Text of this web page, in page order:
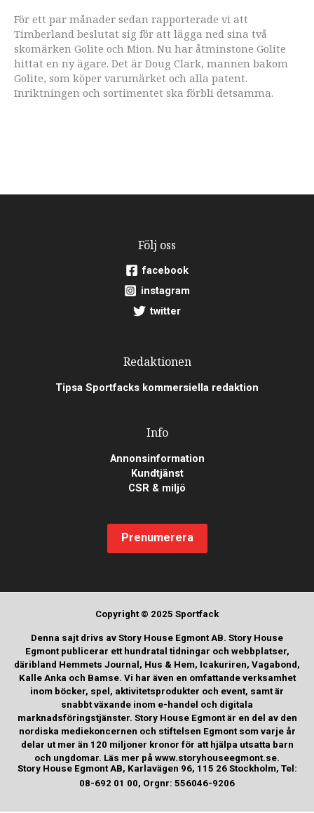
För ett par månader sedan rapporterade vi att
Timberland beslutat sig för att lägga ned sina två
skomärken Golite och Mion. Nu har åtminstone Golite
hittat en ny ägare. Det är Doug Clark, mannen bakom
Golite, som köper varumärket och alla patent.
Inriktningen och sortimentet ska förbli detsamma.
Följ oss
facebook
instagram
twitter
Redaktionen
Tipsa Sportfacks kommersiella redaktion
Info
Annonsinformation
Kundtjänst
CSR & miljö
Prenumerera
Copyright © 2025 Sportfack
Denna sajt drivs av Story House Egmont AB. Story House
Egmont publicerar ett hundratal tidningar och webbplatser,
däribland Hemmets Journal, Hus & Hem, Icakuriren, Vagabond,
Kalle Anka och Bamse. Vi har även en omfattande verksamhet
inom böcker, spel, aktivitetsprodukter och event, samt är
snabbt växande inom e-handel och digitala
marknadsföringstjänster. Story House Egmont är en del av den
nordiska mediekoncernen och stiftelsen Egmont som varje år
delar ut mer än 120 miljoner kronor för att hjälpa utsatta barn
och ungdomar. Läs mer på www.storyhouseegmont.se.
Story House Egmont AB, Karlavägen 96, 115 26 Stockholm, Tel:
08-692 01 00, Orgnr: 556046-9206